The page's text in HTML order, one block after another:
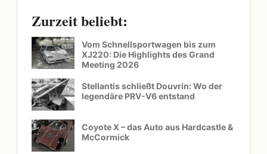
Zurzeit beliebt:
Vom Schnellsportwagen bis zum
XJ220: Die Highlights des Grand
Meeting 2026
Stellantis schließt Douvrin: Wo der
legendäre PRV-V6 entstand
Coyote X – das Auto aus Hardcastle &
McCormick